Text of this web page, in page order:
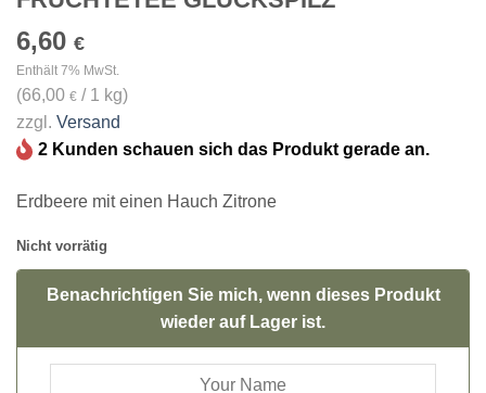
6,60 €
Enthält 7% MwSt.
(66,00 € / 1 kg)
zzgl. Versand
2 Kunden schauen sich das Produkt gerade an.
Erdbeere mit einen Hauch Zitrone
Nicht vorrätig
Benachrichtigen Sie mich, wenn dieses Produkt
wieder auf Lager ist.